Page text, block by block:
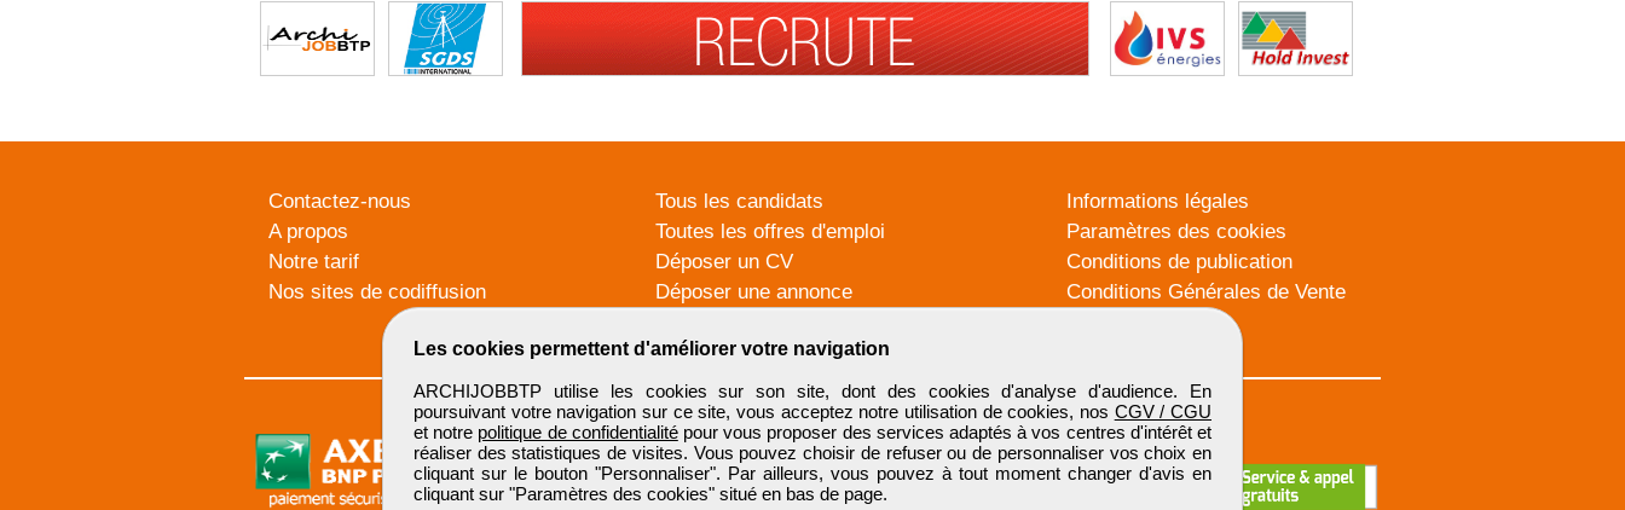
Les cookies permettent d'améliorer votre navigation
ARCHIJOBBTP utilise les cookies sur son site, dont des cookies d'analyse d'audience. En
poursuivant votre navigation sur ce site, vous acceptez notre utilisation de cookies, nos CGV / CGU
et notre politique de confidentialitépour vous proposer des services adaptés à vos centres d'intérêt et
réaliser des statistiques de visites. Vous pouvez choisir de refuser ou de personnaliser vos choix en
cliquant sur le bouton "Personnaliser". Par ailleurs, vous pouvez à tout moment changer d'avis en
cliquant sur "Paramètres des cookies" situé en bas de page.
Contactez-nous
A propos
Notre tarif
Nos sites de codiffusion
Tous les candidats
Toutes les offres d'emploi
Déposer un CV
Déposer une annonce
Informations légales
Paramètres des cookies
Conditions de publication
Conditions Générales de Vente